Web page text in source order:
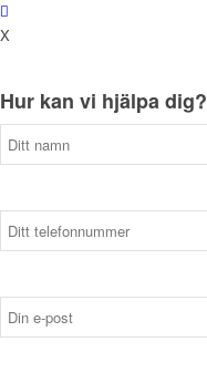
X
Hur kan vi hjälpa dig?